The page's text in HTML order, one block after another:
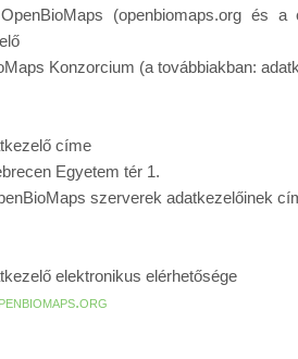
(openbiomaps.org és a
Konzorcium (a továbbiakban:
címe
Egyetem tér 1.
szerverek adatkezelőinek
elektronikus elérhetősége